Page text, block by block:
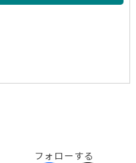
フォローする